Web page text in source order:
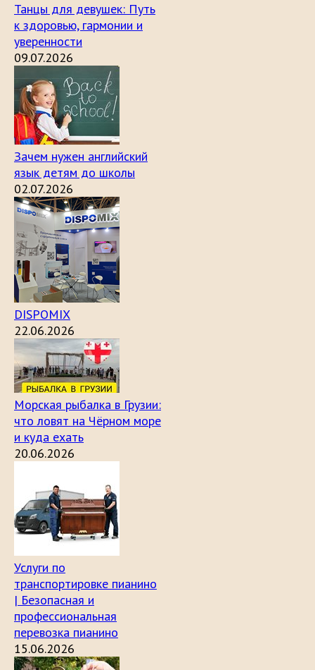
Танцы для девушек: Путь
к здоровью, гармонии и
уверенности
09.07.2026
Зачем нужен английский
язык детям до школы
02.07.2026
DISPOMIX
22.06.2026
Морская рыбалка в Грузии:
что ловят на Чёрном море
и куда ехать
20.06.2026
Услуги по
транспортировке пианино
| Безопасная и
профессиональная
перевозка пианино
15.06.2026